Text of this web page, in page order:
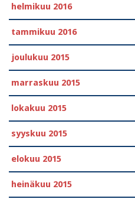
helmikuu 2016
tammikuu 2016
joulukuu 2015
marraskuu 2015
lokakuu 2015
syyskuu 2015
elokuu 2015
heinäkuu 2015